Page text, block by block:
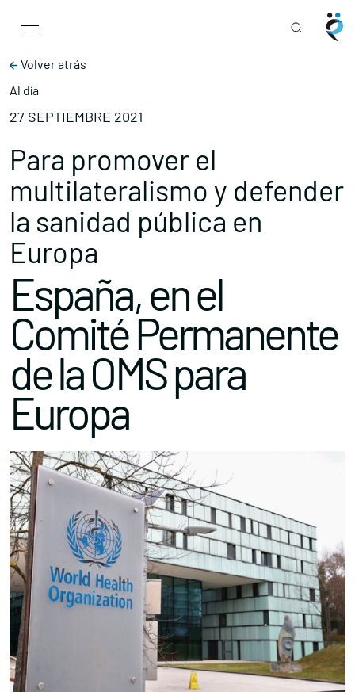
Main Navigation
Volver atrás
Al día
27 SEPTIEMBRE 2021
Para promover el
multilateralismo y defender
la sanidad pública en
Europa
España, en el
Comité Permanente
de la OMS para
Europa